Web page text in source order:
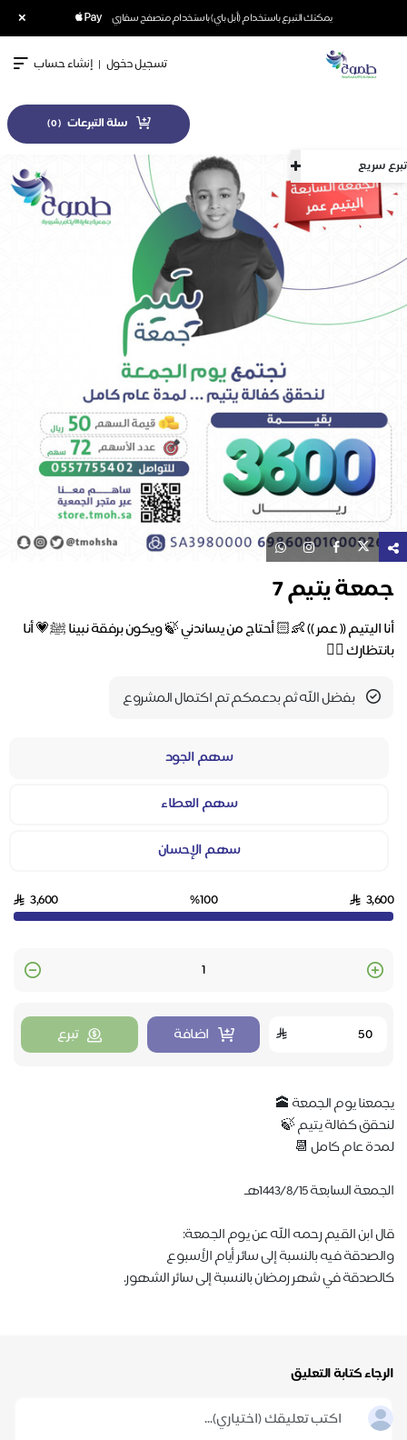
يمكنك التبرع باستخدام (أبل باي) باستخدام متصفح سفاري ×
تبرع سريع
تسجيل دخول | إنشاء حساب
سلة التبرعات (
0
)
جمعة يتيم 7
أنا اليتيم (( عمر )) 👶🏻 أحتاج من يساندني 🍃 ويكون برفقة نبينا ﷺ💗 أنا
بانتظارك ✋🏻
بفضل الله ثم بدعمكم تم اكتمال المشروع
سهم الجود
سهم العطاء
سهم الإحسان
3,600
%100
3,600
Quantity
اضافة تبرع
يجمعنا يوم الجمعة 🕋
لنحقق كفالة يتيم 🍃
لمدة عام كامل 📆
الجمعة السابعة 1443/8/15هـ
قال ابن القيم رحمه الله عن يوم الجمعة:
والصدقة فيه بالنسبة إلى سائر أيام الأسبوع
كالصدقة في شهر رمضان بالنسبة إلى سائر الشهور.
الرجاء كتابة التعليق